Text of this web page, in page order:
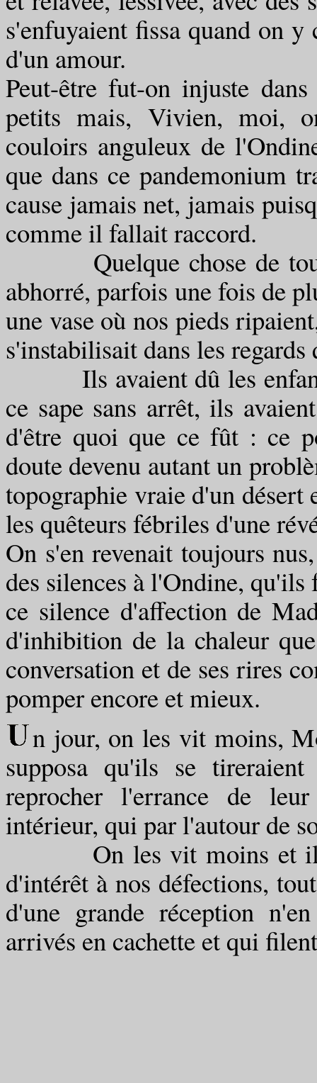
s'enfuyaient fissa quand on
d'un amour.
Peut-être fut-on injuste
petits mais, Vivien, moi,
couloirs anguleux de
que dans ce pandemonium
cause jamais net, jamais
comme il fallait raccord.
Quelque chose de
abhorré, parfois une fois de
une vase où nos pieds
s'instabilisait dans les
Ils avaient dû les enfants
ce sape sans arrêt, ils
d'être quoi que ce fût : ce
doute devenu autant un
topographie vraie d'un
les quêteurs fébriles d'une
On s'en revenait toujours
des silences à l'Ondine,
ce silence d'affection de
d'inhibition de la chaleur
conversation et de ses rires
pomper encore et mieux.
n jour, on les vit moins,
supposa qu'ils se
reprocher l'errance de
intérieur, qui par l'autour de
On les vit moins et ils
d'intérêt à nos défections,
d'une grande réception
arrivés en cachette et qui